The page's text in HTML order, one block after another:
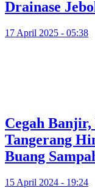
Drainase
17 April 2025 - 05:38
Cegah
Tangerang
Buang
15 April 2024 - 19:24